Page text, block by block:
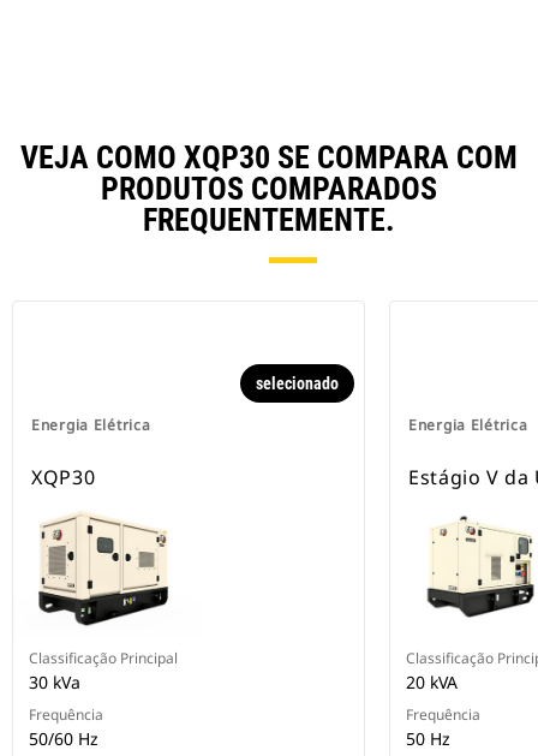
VEJA COMO XQP30 SE COMPARA COM
PRODUTOS COMPARADOS
FREQUENTEMENTE.
Energia Elétrica
selecionado
XQP30
Classificação Principal
30 kVa
Frequência
50/60 Hz
Energia Elétrica
Estágio V da
Classificação
20 kVA
Frequência
50 Hz